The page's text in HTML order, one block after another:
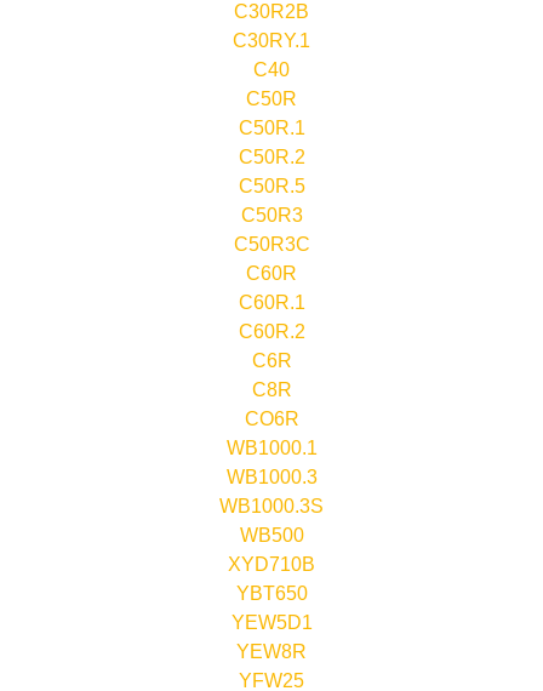
C30R2B
C30RY.1
C40
C50R
C50R.1
C50R.2
C50R.5
C50R3
C50R3C
C60R
C60R.1
C60R.2
C6R
C8R
CO6R
WB1000.1
WB1000.3
WB1000.3S
WB500
XYD710B
YBT650
YEW5D1
YEW8R
YFW25